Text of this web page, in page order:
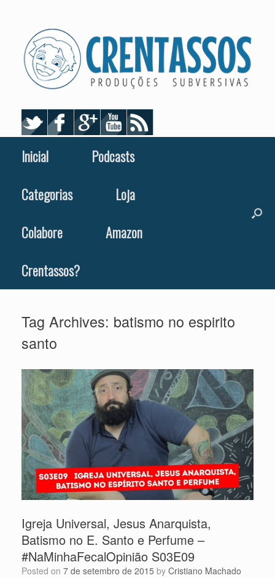
Inicial
Podcasts
Categorias
Loja
Colabore
Amazon
Crentassos?
Tag Archives: batismo no espirito
santo
Igreja Universal, Jesus Anarquista,
Batismo no E. Santo e Perfume –
#NaMinhaFecalOpinião S03E09
Posted on 7 de setembro de 2015 by Cristiano Machado